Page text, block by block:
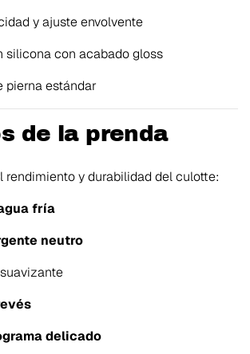
y ajuste envolvente
silicona con acabado gloss
pierna estándar
de la prenda
rendimiento y durabilidad del culotte:
fría
neutro
delicado